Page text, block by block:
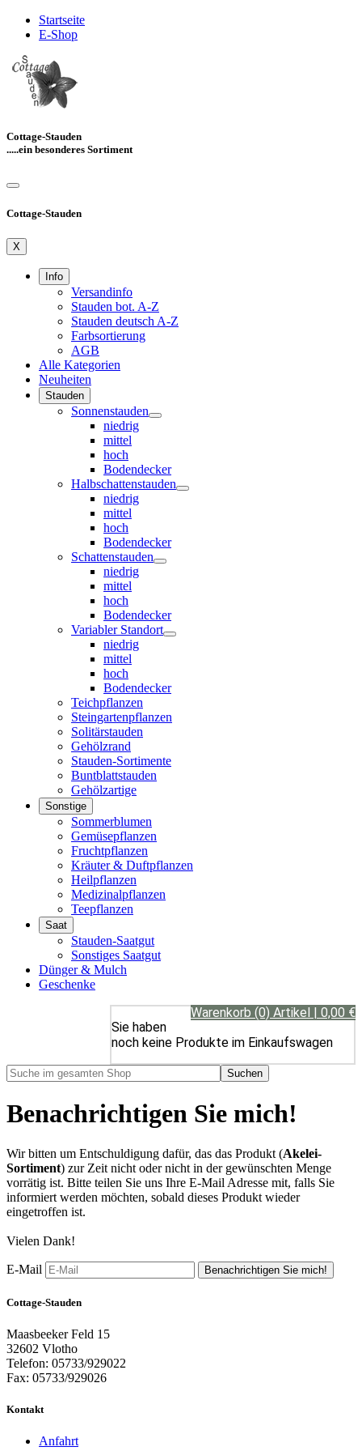
Startseite
E-Shop
Cottage-Stauden
.....ein besonderes Sortiment
Cottage-Stauden
X
Info
Versandinfo
Stauden bot. A-Z
Stauden deutsch A-Z
Farbsortierung
AGB
Alle Kategorien
Neuheiten
Stauden
Sonnenstauden
niedrig
mittel
hoch
Bodendecker
Halbschattenstauden
niedrig
mittel
hoch
Bodendecker
Schattenstauden
niedrig
mittel
hoch
Bodendecker
Variabler Standort
niedrig
mittel
hoch
Bodendecker
Teichpflanzen
Steingartenpflanzen
Solitärstauden
Gehölzrand
Stauden-Sortimente
Buntblattstauden
Gehölzartige
Sonstige
Sommerblumen
Gemüsepflanzen
Fruchtpflanzen
Kräuter & Duftpflanzen
Heilpflanzen
Medizinalpflanzen
Teepflanzen
Saat
Stauden-Saatgut
Sonstiges Saatgut
Dünger & Mulch
Geschenke
Warenkorb (0) Artikel | 0,00 €
Sie haben
noch keine Produkte im Einkaufswagen
Benachrichtigen Sie mich!
Wir bitten um Entschuldigung dafür, das das Produkt (Akelei-
Sortiment) zur Zeit nicht oder nicht in der gewünschten Menge
vorrätig ist. Bitte teilen Sie uns Ihre E-Mail Adresse mit, falls Sie
informiert werden möchten, sobald dieses Produkt wieder
eingetroffen ist.
Vielen Dank!
E-Mail Benachrichtigen Sie mich!
Cottage-Stauden
Maasbeeker Feld 15
32602 Vlotho
Telefon: 05733/929022
Fax: 05733/929026
Kontakt
Anfahrt